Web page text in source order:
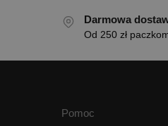
Darmowa
Od 250 zł
Pomoc